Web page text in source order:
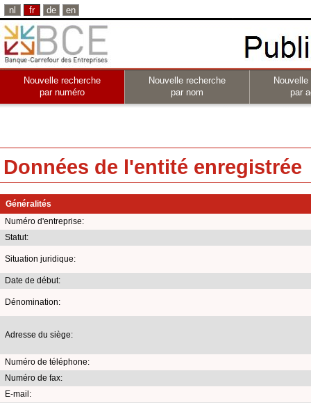
nl fr de en
Nouvelle recherche
par numéro
Nouvelle recherche
par nom
par
Données de l'entité enregistrée
Généralités
Numéro d'entreprise:
Statut:
Situation juridique:
Date de début:
Dénomination:
Adresse du siège:
Numéro de téléphone:
Numéro de fax:
E-mail: